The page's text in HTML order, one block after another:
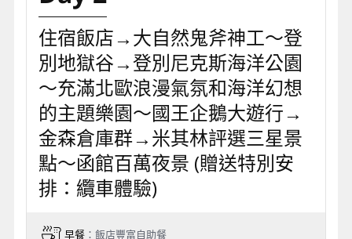
住宿飯店→大自然鬼斧神工～登
別地獄谷→登別尼克斯海洋公園
～充滿北歐浪漫氣氛和海洋幻想
的主題樂園～國王企鵝大遊行→
金森倉庫群→米其林評選三星景
點～函館百萬夜景 (贈送特別安
排：纜車體驗)
早餐：飯店豐富自助餐